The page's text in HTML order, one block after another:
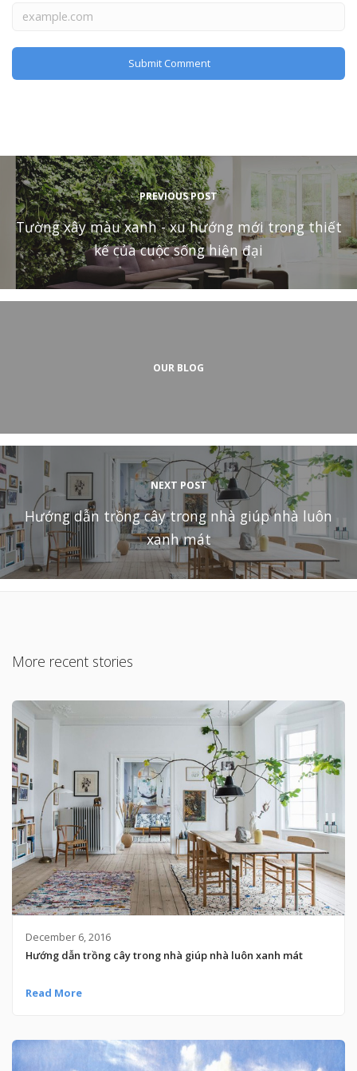
PREVIOUS POST
Tường xây màu xanh - xu hướng mới trong thiết
kế của cuộc sống hiện đại
OUR BLOG
NEXT POST
Hướng dẫn trồng cây trong nhà giúp nhà luôn
xanh mát
More recent stories
December 6, 2016
Hướng dẫn trồng cây trong nhà giúp nhà luôn xanh mát
Read More